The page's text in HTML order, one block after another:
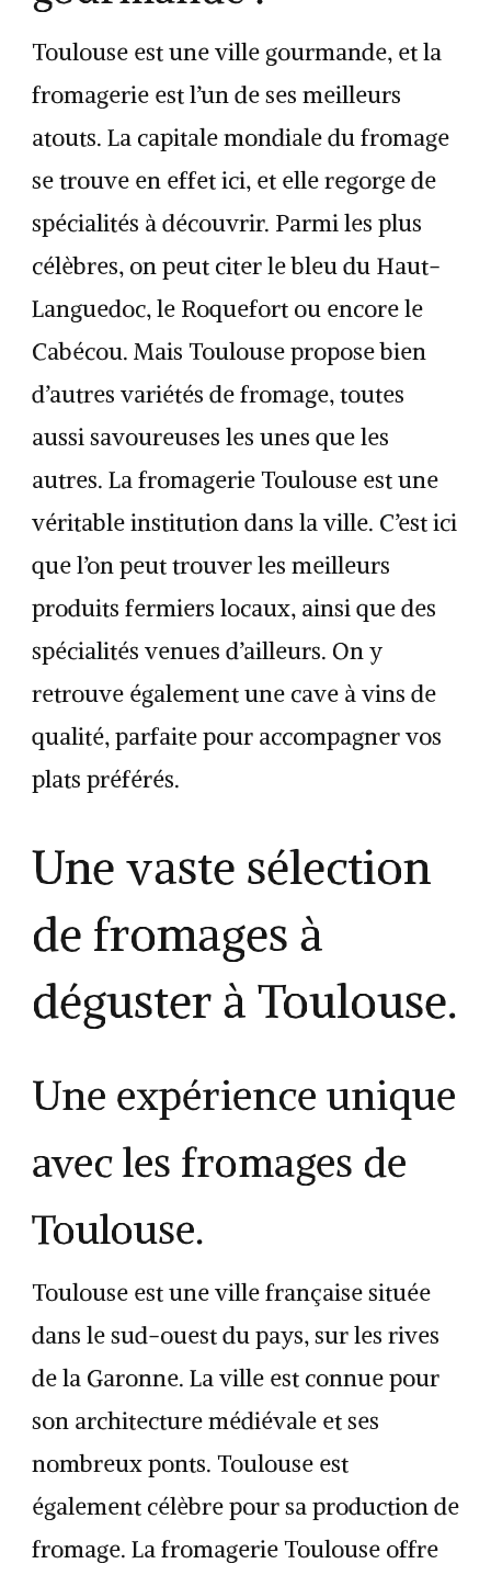
Toulouse est une ville gourmande, et la
fromagerie est l’un de ses meilleurs
atouts. La capitale mondiale du fromage
se trouve en effet ici, et elle regorge de
spécialités à découvrir. Parmi les plus
célèbres, on peut citer le bleu du Haut-
Languedoc, le Roquefort ou encore le
Cabécou. Mais Toulouse propose bien
d’autres variétés de fromage, toutes
aussi savoureuses les unes que les
autres. La fromagerie Toulouse est une
véritable institution dans la ville. C’est ici
que l’on peut trouver les meilleurs
produits fermiers locaux, ainsi que des
spécialités venues d’ailleurs. On y
retrouve également une cave à vins de
qualité, parfaite pour accompagner vos
plats préférés.
Une vaste sélection
de fromages à
déguster à Toulouse.
Une expérience unique
avec les fromages de
Toulouse.
Toulouse est une ville française située
dans le sud-ouest du pays, sur les rives
de la Garonne. La ville est connue pour
son architecture médiévale et ses
nombreux ponts. Toulouse est
également célèbre pour sa production de
fromage. La fromagerie Toulouse offre